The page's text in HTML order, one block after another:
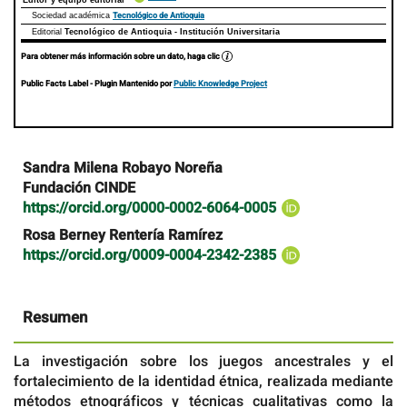
Sociedad académica Tecnológico de Antioquia
Editorial Tecnológico de Antioquia - Institución Universitaria
Para obtener más información sobre un dato, haga clic
Public Facts Label- Plugin Mantenido porPublic Knowledge Project
Contenido
principal
del
artículo
Sandra Milena Robayo Noreña
Fundación CINDE
https://orcid.org/0000-0002-6064-0005
Rosa Berney Rentería Ramírez
https://orcid.org/0009-0004-2342-2385
Resumen
La investigación sobre los juegos ancestrales y el
fortalecimiento de la identidad étnica, realizada mediante
métodos etnográficos y técnicas cualitativas como la